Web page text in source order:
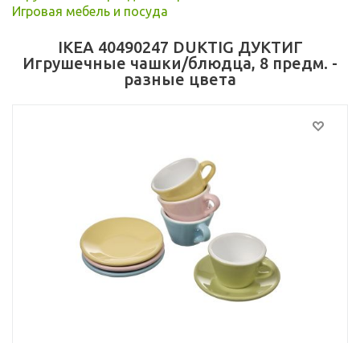
Игровая мебель и посуда
IKEA 40490247 DUKTIG ДУКТИГ
Игрушечные чашки/блюдца, 8 предм. -
разные цвета